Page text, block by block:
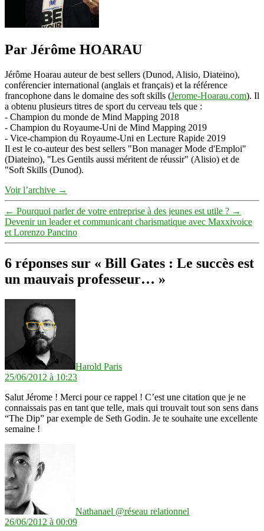
Par Jérôme HOARAU
Jérôme Hoarau auteur de best sellers (Dunod, Alisio, Diateino),
conférencier international (anglais et français) et la référence
francophone dans le domaine des soft skills (Jerome-Hoarau.com). Il
a obtenu plusieurs titres de sport du cerveau tels que :
- Champion du monde de Mind Mapping 2018
- Champion du Royaume-Uni de Mind Mapping 2019
- Vice-champion du Royaume-Uni en Lecture Rapide 2019
Il est le co-auteur des best sellers "Bon manager Mode d'Emploi"
(Diateino), "Les Gentils aussi méritent de réussir" (Alisio) et de
"Soft Skills (Dunod).
Voir l’archive →
← Pourquoi parler de votre entreprise à des jeunes est utile ? →
Devenir un leader et communicant charismatique avec Maxxivoice
et Lorenzo Pancino
6 réponses sur « Bill Gates : Le succès est
un mauvais professeur… »
Harold Paris
25/06/2012 à 10:23
Salut Jérome ! Merci pour ce rappel ! C’est une citation que je ne
connaissais pas en tant que telle, mais qui trouvait tout son sens dans
“The Dip” par exemple de Seth Godin. Je te souhaite une excellente
semaine !
Nathanael @réseau relationnel
26/06/2012 à 00:09